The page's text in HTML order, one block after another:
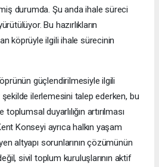
durumda. Şu anda ihale süreci
Bu hazırlıkların
köprüyle ilgili ihale sürecinin
güçlendirilmesiyle ilgili
ilerlemesini talep ederken, bu
duyarlılığın artırılması
Konseyi ayrıca halkın yaşam
altyapı sorunlarının çözümünün
sivil toplum kuruluşlarının aktif